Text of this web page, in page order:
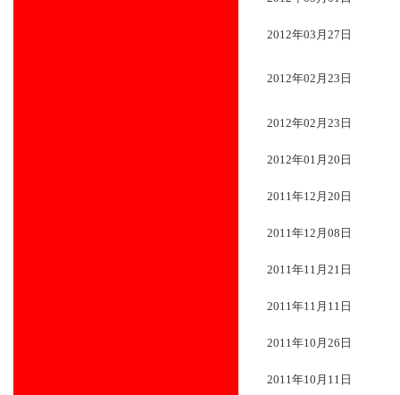
2012年03月27日
2012年02月23日
2012年02月23日
2012年01月20日
2011年12月20日
2011年12月08日
2011年11月21日
2011年11月11日
2011年10月26日
2011年10月11日